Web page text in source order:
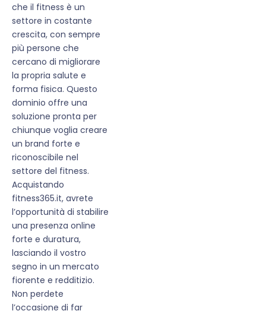
che il fitness è un
settore in costante
crescita, con sempre
più persone che
cercano di migliorare
la propria salute e
forma fisica. Questo
dominio offre una
soluzione pronta per
chiunque voglia creare
un brand forte e
riconoscibile nel
settore del fitness.
Acquistando
fitness365.it, avrete
l’opportunità di stabilire
una presenza online
forte e duratura,
lasciando il vostro
segno in un mercato
fiorente e redditizio.
Non perdete
l’occasione di far